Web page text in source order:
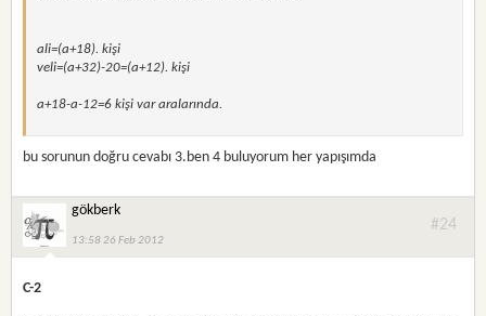
ali=(a+18). kişi
veli=(a+32)-20=(a+12). kişi
a+18-a-12=6 kişi var aralarında.
bu sorunun doğru cevabı 3.ben 4 buluyorum her yapışımda
gökberk
13:58 26 Feb 2012
#24
C-2